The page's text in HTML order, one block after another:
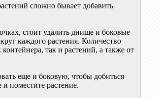
сложно бывает добавить
стоит удалить днище и боковые
каждого растения. Количество
так и растений, а также от
еще и боковую, чтобы добиться
поместите растение.